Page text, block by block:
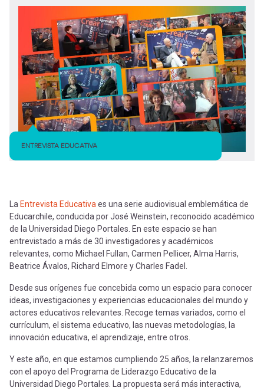
entrar
mi
cuenta
ENTREVISTA EDUCATIVA
La Entrevista Educativa es una serie audiovisual emblemática de
Educarchile, conducida por José Weinstein, reconocido académico
de la Universidad Diego Portales. En este espacio se han
entrevistado a más de 30 investigadores y académicos
relevantes, como Michael Fullan, Carmen Pellicer, Alma Harris,
Beatrice Ávalos, Richard Elmore y Charles Fadel.
Desde sus orígenes fue concebida como un espacio para conocer
ideas, investigaciones y experiencias educacionales del mundo y
actores educativos relevantes. Recoge temas variados, como el
currículum, el sistema educativo, las nuevas metodologías, la
innovación educativa, el aprendizaje, entre otros.
Y este año, en que estamos cumpliendo 25 años, la relanzaremos
con el apoyo del Programa de Liderazgo Educativo de la
Universidad Diego Portales. La propuesta será más interactiva,